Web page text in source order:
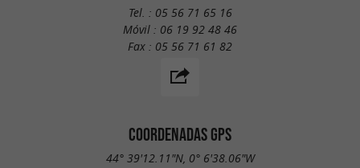
Tel. : 05 56 71 65 16
Móvil : 06 19 92 48 46
Fax : 05 56 71 61 82
COORDENADAS GPS
44° 39'12.11"N, 0° 6'38.06"W